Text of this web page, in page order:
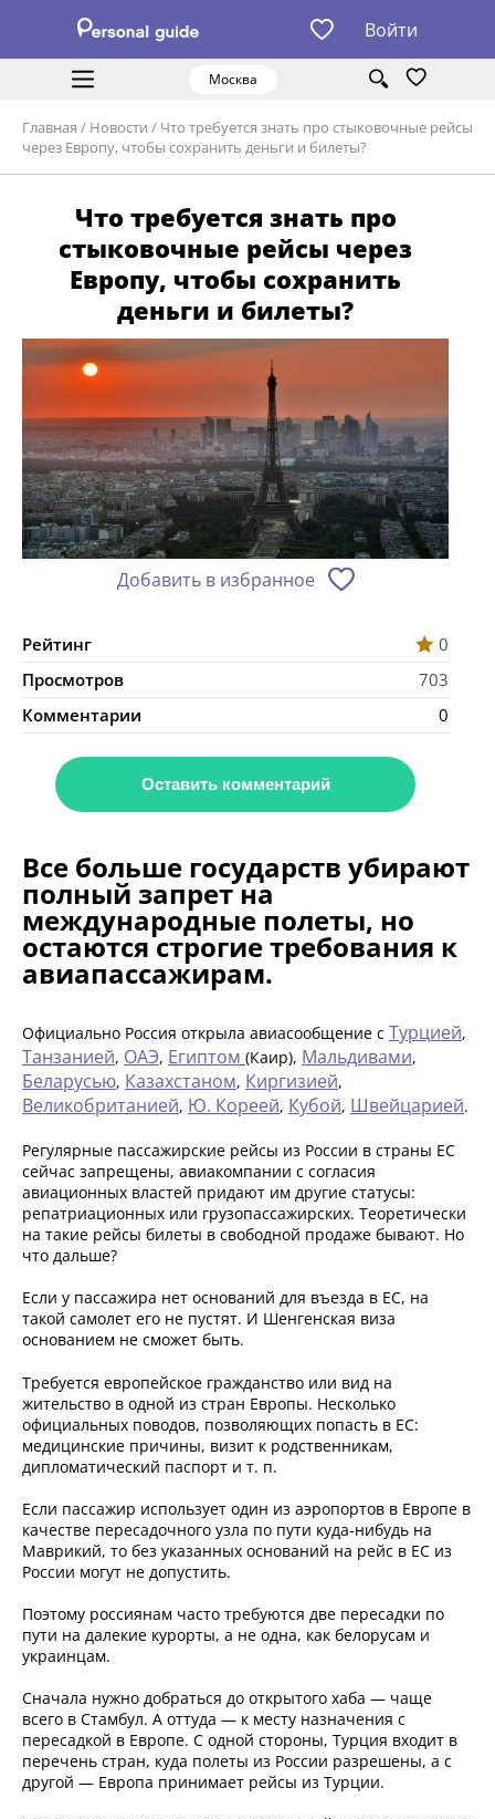
Войти
Москва
Главная / Новости / Что требуется знать про стыковочные рейсы
через Европу, чтобы сохранить деньги и билеты?
Что требуется знать про
стыковочные рейсы через
Европу, чтобы сохранить
деньги и билеты?
Добавить в избранное
Рейтинг
0
Просмотров
703
Комментарии
0
Оставить комментарий
Все больше государств убирают
полный запрет на
международные полеты, но
остаются строгие требования к
авиапассажирам.
Официально Россия открыла авиасообщение с Турцией,
Танзанией, ОАЭ, Египтом (Каир), Мальдивами,
Беларусью, Казахстаном, Киргизией,
Великобританией, Ю. Кореей, Кубой, Швейцарией.
Регулярные пассажирские рейсы из России в страны ЕС
сейчас запрещены, авиакомпании с согласия
авиационных властей придают им другие статусы:
репатриационных или грузопассажирских. Теоретически
на такие рейсы билеты в свободной продаже бывают. Но
что дальше?
Если у пассажира нет оснований для въезда в ЕС, на
такой самолет его не пустят. И Шенгенская виза
основанием не сможет быть.
Требуется европейское гражданство или вид на
жительство в одной из стран Европы. Несколько
официальных поводов, позволяющих попасть в ЕС:
медицинские причины, визит к родственникам,
дипломатический паспорт и т. п.
Если пассажир использует один из аэропортов в Европе в
качестве пересадочного узла по пути куда-нибудь на
Маврикий, то без указанных оснований на рейс в ЕС из
России могут не допустить.
Поэтому россиянам часто требуются две пересадки по
пути на далекие курорты, а не одна, как белорусам и
украинцам.
Сначала нужно добраться до открытого хаба — чаще
всего в Стамбул. А оттуда — к месту назначения с
пересадкой в Европе. С одной стороны, Турция входит в
перечень стран, куда полеты из России разрешены, а с
другой — Европа принимает рейсы из Турции.